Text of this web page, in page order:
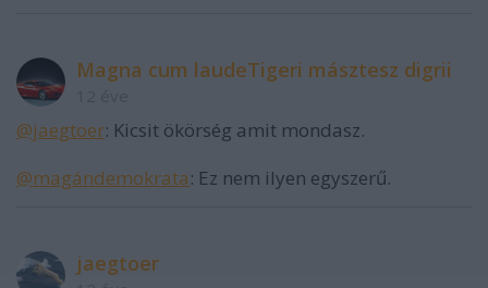
Magna cum laudeTigeri másztesz digrii
@jaegtoer: Kicsit ökörség amit mondasz.
@magándemokrata: Ez nem ilyen egyszerű.
jaegtoer